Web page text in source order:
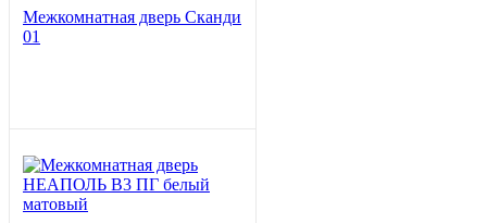
Межкомнатная дверь Сканди
01